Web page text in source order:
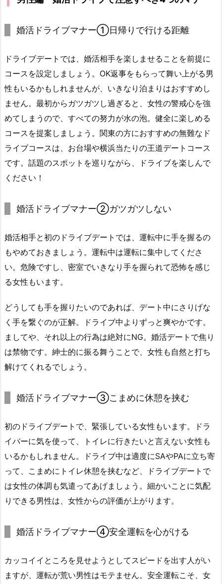
婚活ドライブマナー①日帰りで行ける距離
ドライブデートでは、婚活相手を楽しませることを前提に
コースを設定しましょう。OK返事をもらって舞い上がる男
性もいるかもしれませんが、いきなり泊まりはおすすめし
ません。最初からガツガツし過ぎると、女性の警戒心を強
めてしまうので、すべての努力が水の泡。健全に楽しめる
コースを提案しましょう。関東の方におすすめの無難なド
ライブコースは、お台場や横浜当たりの王道デートコース
です。話題のスポットを巡りながら、ドライブを楽しんで
ください！
婚活ドライブマナー②ガツガツしない
婚活相手と初のドライブデートでは、運転中に手を握るの
もやめておきましょう。運転中は運転に集中してくださ
い。危険ですし、密室でいきなり手を握られて恐怖を感じ
る女性もいます。
どうしても手を握りたいのであれば、デート中にさりげな
く手を繋ぐのが正解。ドライブ中よりずっと爽やかです。
ましてや、それ以上の行為は絶対にNG。婚活デートで焦り
は禁物です。紳士的に振る舞うことで、女性も自然と打ち
解けてくれるでしょう。
婚活ドライブマナー③こまめに休憩を挟む
初のドライブデートで、緊張している女性もいます。ドラ
イバーに気を使って、トイレに行きたいと言えない女性も
いるかもしれません。ドライブ中は適度にSAやPAに立ち寄
って、こまめにトイレ休憩を挟むなど、ドライブデートで
は女性の体調も気遣ってあげましょう。細かいことに気配
りできる男性は、女性からの評価が上がります。
婚活ドライブマナー④安全運転を心がける
カッコイイところを見せようとしてスピードを出す人がい
ますが、運転が荒い男性はモテません。安全運転こそ、女